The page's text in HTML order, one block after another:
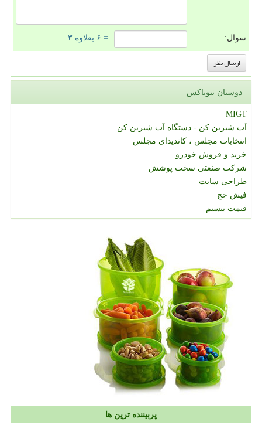
سوال: = ۶ بعلاوه ۳
دوستان نیوباکس
MIGT
آب شیرین کن - دستگاه آب شیرین کن
انتخابات مجلس ، کاندیدای مجلس
خرید و فروش خودرو
شرکت صنعتی سخت پوشش
طراحی سایت
فیش حج
قیمت بیسیم
پربیننده ترین ها